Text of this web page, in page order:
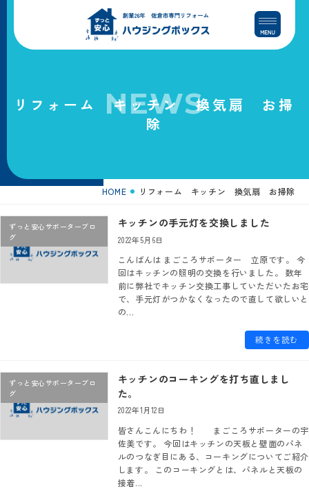
プ
動
リフォーム キッチン 換気扇 お掃
除
NEWS
HOME リフォーム キッチン 換気扇 お掃除
ずっと安心サポーターブロ
グ
キッチンの手元灯を交換しました
2022年5月6日
こんばんは まごころサポーター 立原です。 今
回はキッチンの照明の交換を行いました。 数年
前に弊社でキッチン交換工事していただいたお宅
で、手元灯がつかなくなったので直して欲しいと
の...
続きを読む
ずっと安心サポーターブロ
グ
キッチンのコーキングを打ち直しまし
た。
2022年1月12日
皆さんこんにちわ！ まごころサポーターの宇
佐美です。 今回はキッチンの天板と壁面のパネ
ルのつなぎ目にある、コーキングについてご紹介
します。 このコーキングとは、パネルと天板の
接着...